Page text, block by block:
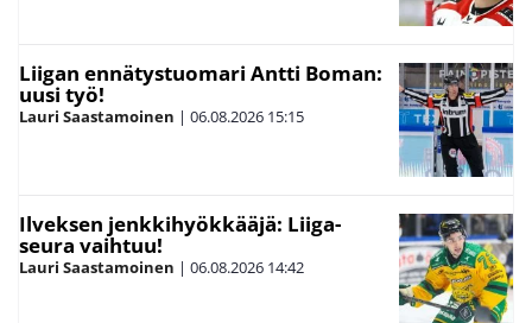
Liigan ennätystuomari Antti Boman:
uusi työ!
Lauri Saastamoinen | 06.08.2026 15:15
Ilveksen jenkkihyökkääjä: Liiga-
seura vaihtuu!
Lauri Saastamoinen | 06.08.2026 14:42